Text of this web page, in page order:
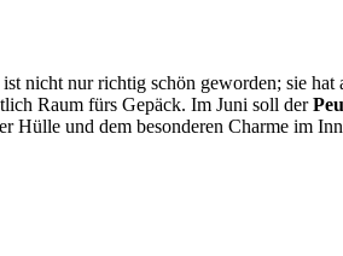
nicht nur richtig schön geworden; sie
Raum fürs Gepäck. Im Juni soll der
Hülle und dem besonderen Charme im